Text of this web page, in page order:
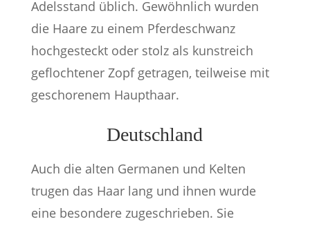
Adelsstand üblich. Gewöhnlich wurden
die Haare zu einem Pferdeschwanz
hochgesteckt oder stolz als kunstreich
geflochtener Zopf getragen, teilweise mit
geschorenem Haupthaar.
Deutschland
Auch die alten Germanen und Kelten
trugen das Haar lang und ihnen wurde
eine besondere zugeschrieben. Sie